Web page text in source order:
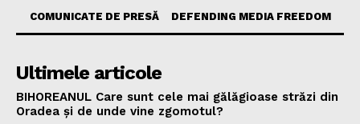
COMUNICATE DE PRESĂ DEFENDING MEDIA FREEDOM
Ultimele articole
BIHOREANUL Care sunt cele mai gălăgioase străzi din
Oradea și de unde vine zgomotul?